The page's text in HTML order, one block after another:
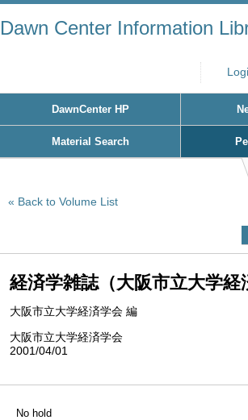
Dawn Center Information
DawnCenter HP
Material Search
Back to Volume List
経済学雑誌（大阪市立大学経
大阪市立大学経済学会 編
大阪市立大学経済学会
2001/04/01
No hold